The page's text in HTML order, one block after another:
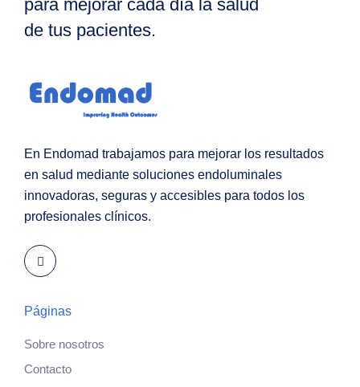
para mejorar cada día la salud
de tus pacientes.
En Endomad trabajamos para mejorar los resultados
en salud mediante soluciones endoluminales
innovadoras, seguras y accesibles para todos los
profesionales clínicos.
Páginas
Sobre nosotros
Contacto